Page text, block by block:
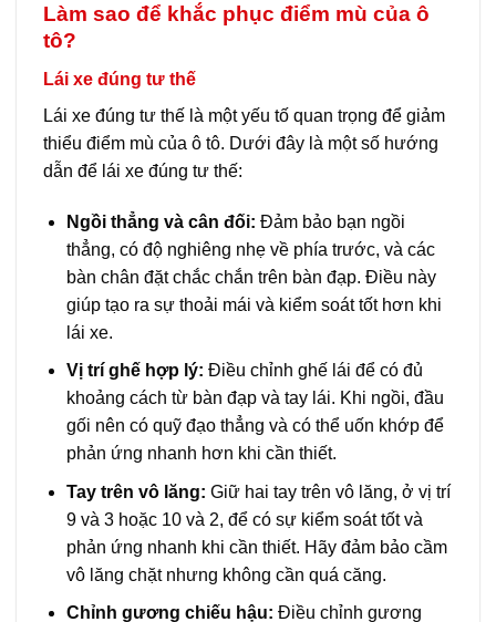
Làm sao để khắc phục điểm mù của ô
tô?
Lái xe đúng tư thế
Lái xe đúng tư thế là một yếu tố quan trọng để giảm
thiểu điểm mù của ô tô. Dưới đây là một số hướng
dẫn để lái xe đúng tư thế:
Ngồi thẳng và cân đối: Đảm bảo bạn ngồi
thẳng, có độ nghiêng nhẹ về phía trước, và các
bàn chân đặt chắc chắn trên bàn đạp. Điều này
giúp tạo ra sự thoải mái và kiểm soát tốt hơn khi
lái xe.
Vị trí ghế hợp lý: Điều chỉnh ghế lái để có đủ
khoảng cách từ bàn đạp và tay lái. Khi ngồi, đầu
gối nên có quỹ đạo thẳng và có thể uốn khớp để
phản ứng nhanh hơn khi cần thiết.
Tay trên vô lăng: Giữ hai tay trên vô lăng, ở vị trí
9 và 3 hoặc 10 và 2, để có sự kiểm soát tốt và
phản ứng nhanh khi cần thiết. Hãy đảm bảo cầm
vô lăng chặt nhưng không cần quá căng.
Chỉnh gương chiếu hậu: Điều chỉnh gương